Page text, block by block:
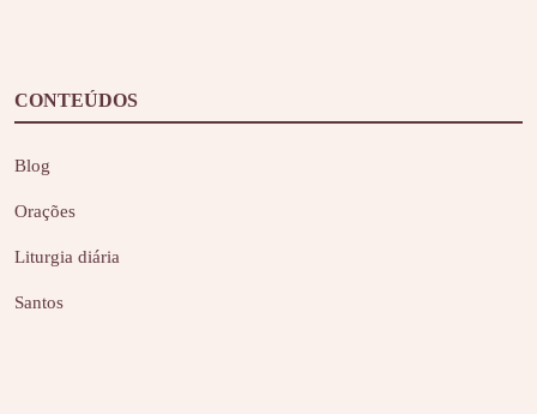
CONTEÚDOS
Blog
Orações
Liturgia diária
Santos